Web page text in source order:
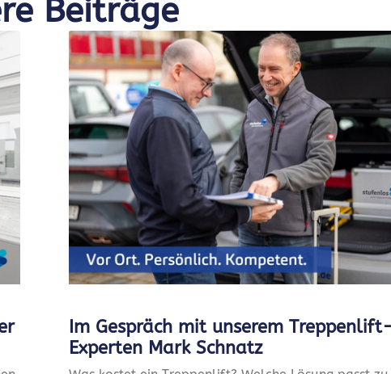
Beiträge
Im Gespräch mit unserem Treppenlift-
Experten Mark Schnatz